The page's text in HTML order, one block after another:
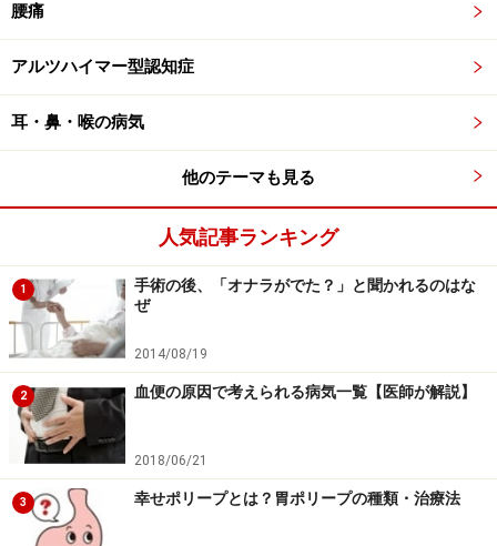
腰痛
アルツハイマー型認知症
耳・鼻・喉の病気
他のテーマも見る
人気記事ランキング
1
手術の後、「オナラがでた？」と聞かれるのはな
ぜ
2014/08/19
2 血便の原因で考えられる病気一覧【医師が解説】
2018/06/21
3 幸せポリープとは？胃ポリープの種類・治療法